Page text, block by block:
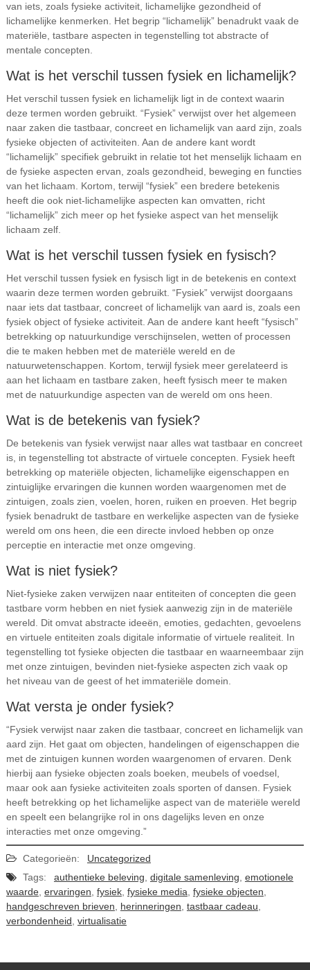
van iets, zoals fysieke activiteit, lichamelijke gezondheid of
lichamelijke kenmerken. Het begrip “lichamelijk” benadrukt vaak de
materiële, tastbare aspecten in tegenstelling tot abstracte of
mentale concepten.
Wat is het verschil tussen fysiek en lichamelijk?
Het verschil tussen fysiek en lichamelijk ligt in de context waarin
deze termen worden gebruikt. “Fysiek” verwijst over het algemeen
naar zaken die tastbaar, concreet en lichamelijk van aard zijn, zoals
fysieke objecten of activiteiten. Aan de andere kant wordt
“lichamelijk” specifiek gebruikt in relatie tot het menselijk lichaam en
de fysieke aspecten ervan, zoals gezondheid, beweging en functies
van het lichaam. Kortom, terwijl “fysiek” een bredere betekenis
heeft die ook niet-lichamelijke aspecten kan omvatten, richt
“lichamelijk” zich meer op het fysieke aspect van het menselijk
lichaam zelf.
Wat is het verschil tussen fysiek en fysisch?
Het verschil tussen fysiek en fysisch ligt in de betekenis en context
waarin deze termen worden gebruikt. “Fysiek” verwijst doorgaans
naar iets dat tastbaar, concreet of lichamelijk van aard is, zoals een
fysiek object of fysieke activiteit. Aan de andere kant heeft “fysisch”
betrekking op natuurkundige verschijnselen, wetten of processen
die te maken hebben met de materiële wereld en de
natuurwetenschappen. Kortom, terwijl fysiek meer gerelateerd is
aan het lichaam en tastbare zaken, heeft fysisch meer te maken
met de natuurkundige aspecten van de wereld om ons heen.
Wat is de betekenis van fysiek?
De betekenis van fysiek verwijst naar alles wat tastbaar en concreet
is, in tegenstelling tot abstracte of virtuele concepten. Fysiek heeft
betrekking op materiële objecten, lichamelijke eigenschappen en
zintuiglijke ervaringen die kunnen worden waargenomen met de
zintuigen, zoals zien, voelen, horen, ruiken en proeven. Het begrip
fysiek benadrukt de tastbare en werkelijke aspecten van de fysieke
wereld om ons heen, die een directe invloed hebben op onze
perceptie en interactie met onze omgeving.
Wat is niet fysiek?
Niet-fysieke zaken verwijzen naar entiteiten of concepten die geen
tastbare vorm hebben en niet fysiek aanwezig zijn in de materiële
wereld. Dit omvat abstracte ideeën, emoties, gedachten, gevoelens
en virtuele entiteiten zoals digitale informatie of virtuele realiteit. In
tegenstelling tot fysieke objecten die tastbaar en waarneembaar zijn
met onze zintuigen, bevinden niet-fysieke aspecten zich vaak op
het niveau van de geest of het immateriële domein.
Wat versta je onder fysiek?
“Fysiek verwijst naar zaken die tastbaar, concreet en lichamelijk van
aard zijn. Het gaat om objecten, handelingen of eigenschappen die
met de zintuigen kunnen worden waargenomen of ervaren. Denk
hierbij aan fysieke objecten zoals boeken, meubels of voedsel,
maar ook aan fysieke activiteiten zoals sporten of dansen. Fysiek
heeft betrekking op het lichamelijke aspect van de materiële wereld
en speelt een belangrijke rol in ons dagelijks leven en onze
interacties met onze omgeving.”
Categorieën:
Uncategorized
Tags:
authentieke beleving digitale samenleving emotionele
waarde, ervaringen fysiek, fysieke media fysieke objecten
handgeschreven brieven
herinneringen tastbaar cadeau
verbondenheid virtualisatie